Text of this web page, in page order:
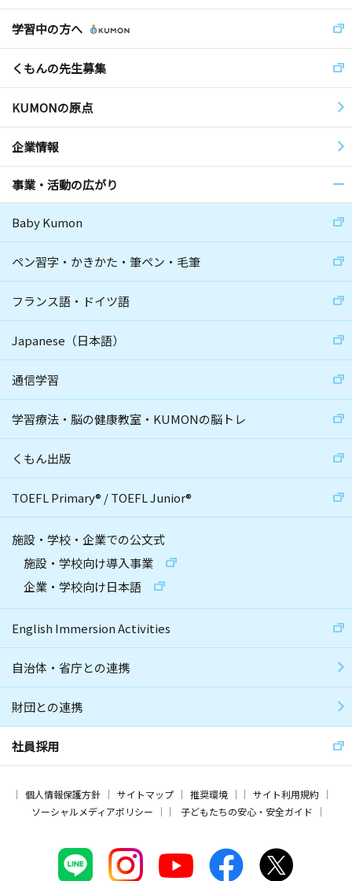
学習中の方へ
くもんの先生募集
KUMONの原点
企業情報
事業・活動の広がり
Baby Kumon
ペン習字・かきかた・筆ペン・毛筆
フランス語・ドイツ語
Japanese（日本語）
通信学習
学習療法・脳の健康教室・KUMONの脳トレ
くもん出版
TOEFL Primary® /TOEFL Junior®
施設・学校・企業での公文式
施設・学校向け導入事業
企業・学校向け日本語
English Immersion Activities
自治体・省庁との連携
財団との連携
社員採用
個人情報保護方針 サイトマップ 推奨環境
サイト利用規約
ソーシャルメディアポリシー
子どもたちの安心・安全ガイド